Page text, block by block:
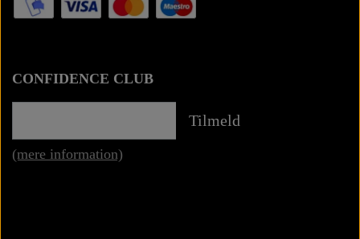
CONFIDENCE CLUB
Tilmeld
(mere information)